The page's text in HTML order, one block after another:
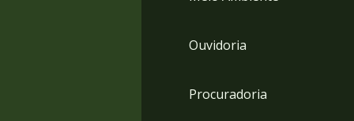
Ouvidoria
Procuradoria